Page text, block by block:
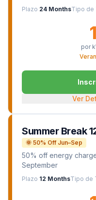
Plazo 24 MonthsTipo de
por
Ver
Summer Break
🌞 50% Off Jun–Sep
50% off energy
September
Plazo 12 MonthsTipo de